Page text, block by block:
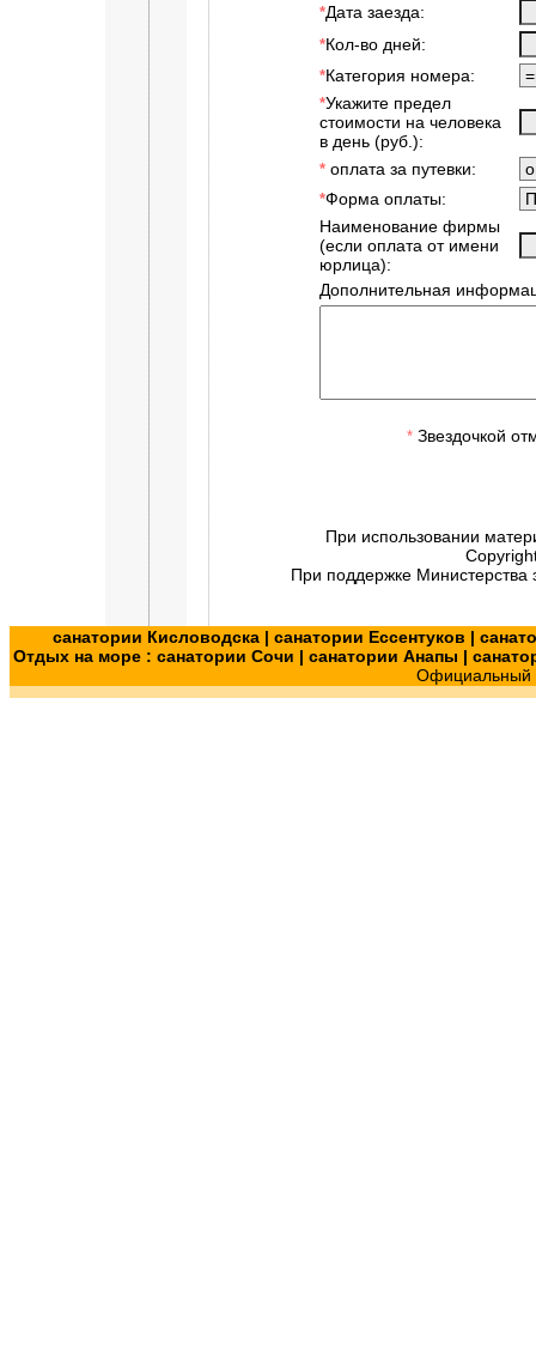
*Дата заезда:
*Кол-во дней:
*Категория номера:
*Укажите предел
стоимости на человека
в день (руб.):
* оплата за путевки:
*Форма оплаты:
Наименование фирмы
(если оплата от имени
юрлица):
Дополнительная
* Звездочкой
При использовании
При поддержке Министерства
санатории Кисловодска| санатории Ессентуков |
Отдых на море : санатории Сочи | санатории Анапы |
Официальный